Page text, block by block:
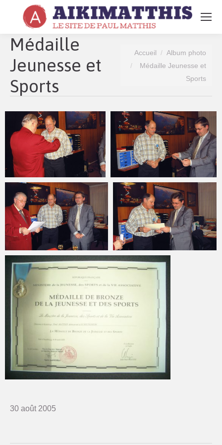
Search:
Médaille
Jeunesse et
Sports
Vous êtes ici :
Accueil
Album photo
Médaille Jeunesse et
Sports
30 août 2005